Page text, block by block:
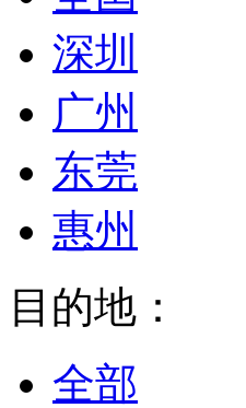
深圳
广州
东莞
惠州
目的地：
全部